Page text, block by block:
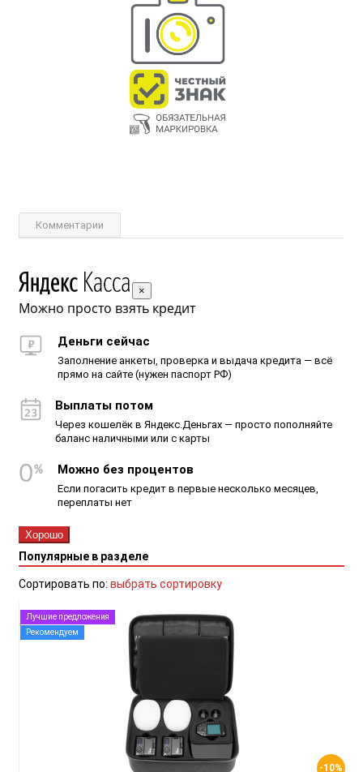
Комментарии
×
Можно просто взять кредит
Деньги сейчас
Заполнение анкеты, проверка и выдача кредита — всё
прямо на сайте (нужен паспорт РФ)
Выплаты потом
Через кошелёк в Яндекс.Деньгах — просто пополняйте
баланс наличными или с карты
Можно без процентов
Если погасить кредит в первые несколько месяцев,
переплаты нет
Хорошо
Популярные в разделе
Сортировать по: выбрать сортировку
-10%
Лучшие предложения
Рекомендуем